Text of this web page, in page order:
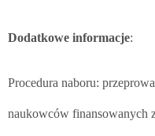
Dodatkowe informacje:
Procedura naboru:
naukowców finansowanych